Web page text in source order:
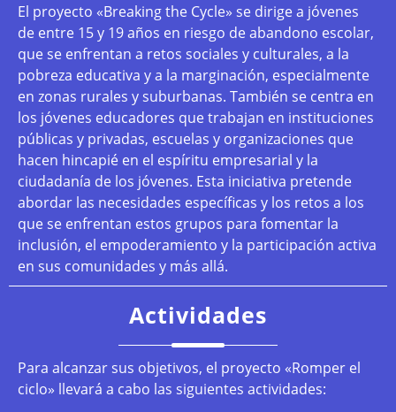
El proyecto «Breaking the Cycle» se dirige a jóvenes
de entre 15 y 19 años en riesgo de abandono escolar,
que se enfrentan a retos sociales y culturales, a la
pobreza educativa y a la marginación, especialmente
en zonas rurales y suburbanas. También se centra en
los jóvenes educadores que trabajan en instituciones
públicas y privadas, escuelas y organizaciones que
hacen hincapié en el espíritu empresarial y la
ciudadanía de los jóvenes. Esta iniciativa pretende
abordar las necesidades específicas y los retos a los
que se enfrentan estos grupos para fomentar la
inclusión, el empoderamiento y la participación activa
en sus comunidades y más allá.
Actividades
Para alcanzar sus objetivos, el proyecto «Romper el
ciclo» llevará a cabo las siguientes actividades: